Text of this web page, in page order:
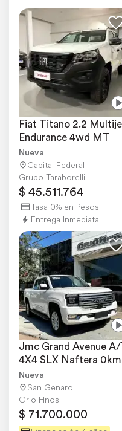
Fiat Titano 2.2
Endurance 4wd MT
Nueva
Capital Federal
Grupo Taraborelli
$ 45.511.764
Tasa 0% en Pesos
Entrega Inmediata
Jmc Grand Avenue
4X4 SLX Naftera
MY2026 Orio Hnos
Nueva
San Genaro
Orio Hnos
$ 71.700.000